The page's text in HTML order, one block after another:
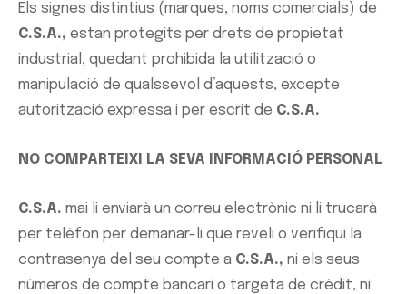
Els signes distintius (marques, noms comercials) de
C.S.A., estan protegits per drets de propietat
industrial, quedant prohibida la utilització o
manipulació de qualssevol d’aquests, excepte
autorització expressa i per escrit de C.S.A.
NO COMPARTEIXI LA SEVA INFORMACIÓ PERSONAL
C.S.A. mai li enviarà un correu electrònic ni li trucarà
per telèfon per demanar-li que reveli o verifiqui la
contrasenya del seu compte a C.S.A., ni els seus
números de compte bancari o targeta de crèdit, ni